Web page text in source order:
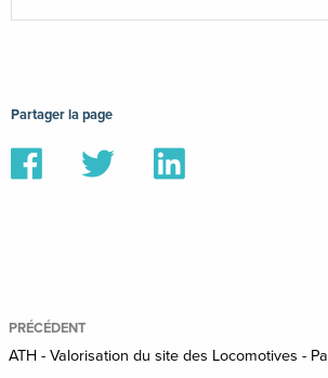
Partager la page
Partager
sur
sur
Partager
sur
PRÉCÉDENT
ATH - Valorisation du site des Locomotives -